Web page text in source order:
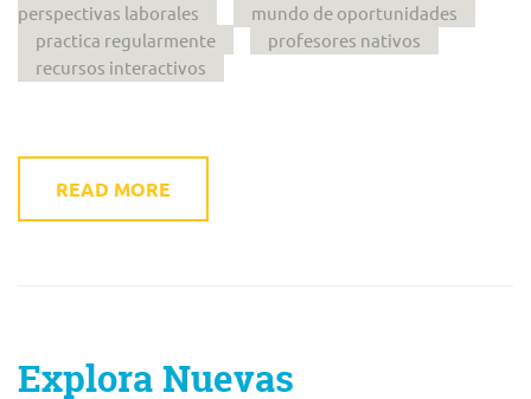
perspectivas laborales
mundo de oportunidades
practica regularmente
profesores nativos
recursos interactivos
READ MORE
Explora Nuevas